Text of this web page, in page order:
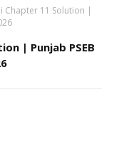
Chapter 11 Solution |
| Punjab PSEB